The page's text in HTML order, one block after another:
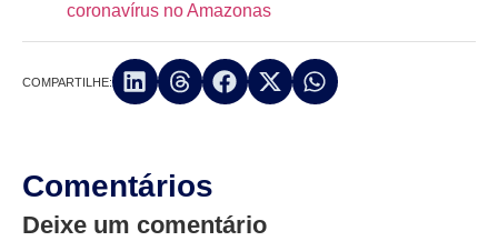
coronavírus no Amazonas
COMPARTILHE:
Comentários
Deixe um comentário